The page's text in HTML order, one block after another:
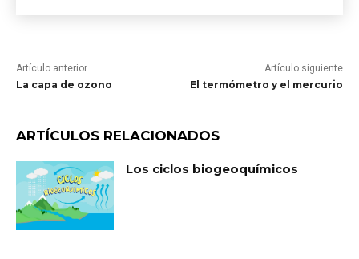
Artículo anterior
La capa de ozono
Artículo siguiente
El termómetro y el mercurio
ARTÍCULOS RELACIONADOS
Los ciclos biogeoquímicos